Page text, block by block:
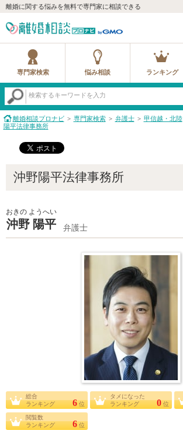
離婚に関する悩みを無料で専門家に相談できる
専門家検索 悩み相談 ランキング
検索するキーワードを入力
離婚相談プロナビ 専門家検索 弁護士 甲信越・北陸
陽平法律事務所
沖野陽平法律事務所
沖野 陽平
おきの ようへい
弁護士
総合
ランキング
6 位
タメになった
ランキング
0 位
閲覧数
ランキング
6 位